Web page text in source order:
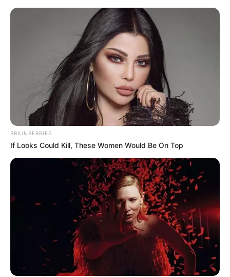
Hebat! Inilah 5 Seniman
Muda Indonesia yang
Sudah Mendunia
Keren, Inilah 7 Game
Buatan Indonesia yang
Sudah Mendunia
13 Film Genre Survival,
Paling Seru untuk
Ditonton
10 Animasi Buatan
Indonesia yang Go
International
BRAINBERRIES
If Looks Could Kill, These Women Would Be On Top